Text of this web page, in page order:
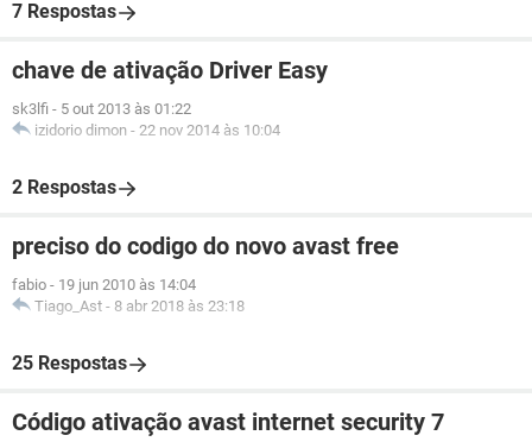
7 Respostas
chave de ativação Driver Easy
sk3lfi - 5 out 2013 às 01:22
izidorio dimon - 22 nov 2014 às 10:04
2 Respostas
preciso do codigo do novo avast free
fabio - 19 jun 2010 às 14:04
Tiago_Ast - 8 abr 2018 às 23:18
25 Respostas
Código ativação avast internet security 7